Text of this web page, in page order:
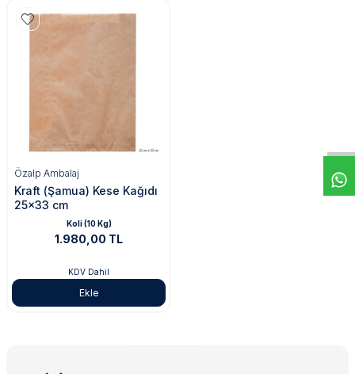
Özalp Ambalaj
Kraft (Şamua) Kese Kağıdı
25x33 cm
Koli (10 Kg)
1.980,00 TL
KDV Dahil
Ekle